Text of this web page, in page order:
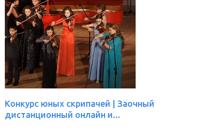
Конкурс юных скрипачей | Заочный
дистанционный онлайн и...